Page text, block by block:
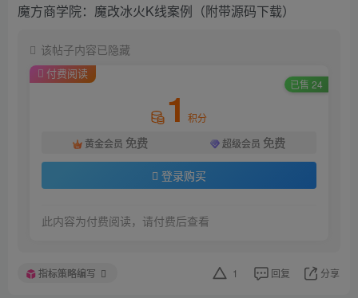
魔方商学院：魔改冰火K线案例（附带源码下载）
该帖子内容已隐藏
付费阅读
已售 24
1 积分
黄金会员 免费 超级会员 免费
登录购买
此内容为付费阅读，请付费后查看
指标策略编写 1 回复 分享